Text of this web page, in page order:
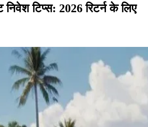
निवेश टिप्स: 2026 रिटर्न के लिए